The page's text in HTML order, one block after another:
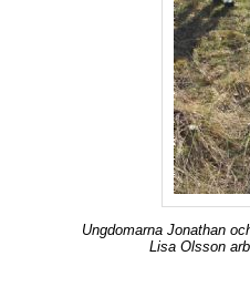
Ungdomarna Jonathan
Lisa Olsson